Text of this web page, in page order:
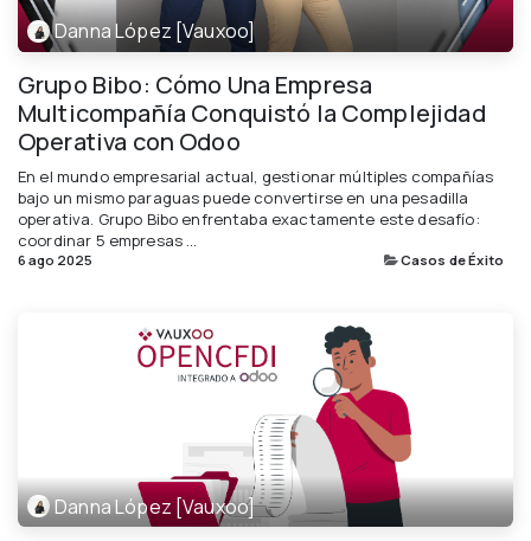
Danna López [Vauxoo]
Grupo Bibo: Cómo Una Empresa
Multicompañía Conquistó la Complejidad
Operativa con Odoo
En el mundo empresarial actual, gestionar múltiples compañías
bajo un mismo paraguas puede convertirse en una pesadilla
operativa. Grupo Bibo enfrentaba exactamente este desafío:
coordinar 5 empresas ...
6 ago 2025 Casos de Éxito
Danna López [Vauxoo]